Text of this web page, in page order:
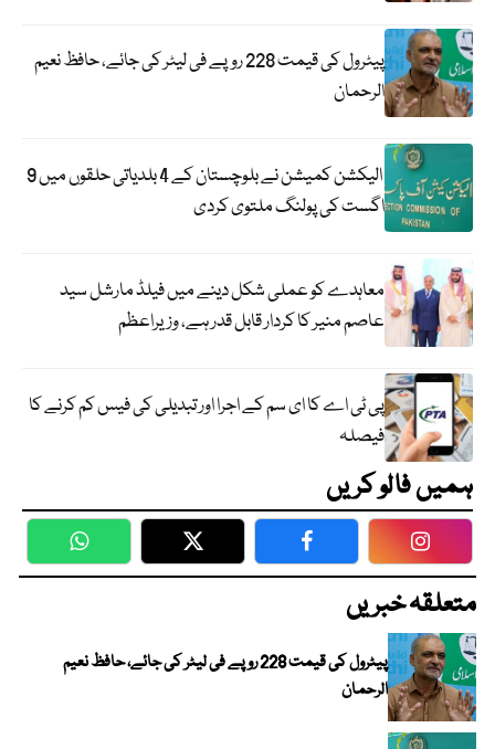
پیٹرول کی قیمت 228 روپے فی لیٹر کی جائے، حافظ نعیم
الرحمان
الیکشن کمیشن نے بلوچستان کے 4 بلدیاتی حلقوں میں 9
اگست کی پولنگ ملتوی کردی
معاہدے کو عملی شکل دینے میں فیلڈ مارشل سید
عاصم منیر کا کردار قابل قدر ہے، وزیراعظم
پی ٹی اے کا ای سم کے اجرا اور تبدیلی کی فیس کم کرنے کا
فیصلہ
ہمیں فالو کریں
WhatsApp Twitter Facebook
متعلقہ خبریں
پیٹرول کی قیمت 228 روپے فی لیٹر کی جائے، حافظ نعیم
الرحمان